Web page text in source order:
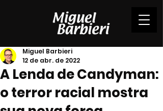
A Lenda de Candyman:
o terror racial mostra
Miguel Barbieri
12 de abr. de 2022